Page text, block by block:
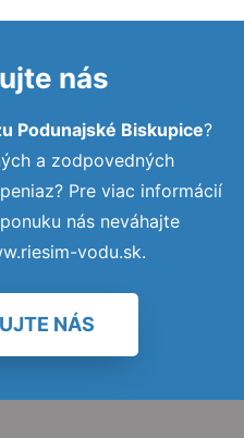
nás
Podunajské Biskupice?
a zodpovedných
Pre viac informácií
nás neváhajte
vodu.sk.
NÁS